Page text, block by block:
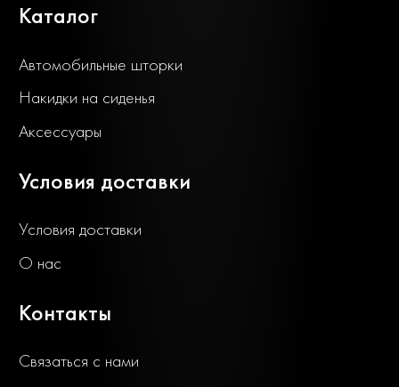
Каталог
Автомобильные шторки
Накидки на сиденья
Аксессуары
Условия доставки
Условия доставки
О нас
Контакты
Связаться с нами